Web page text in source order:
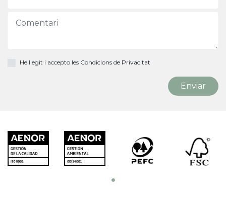
He llegit i accepto les Condicions de Privacitat